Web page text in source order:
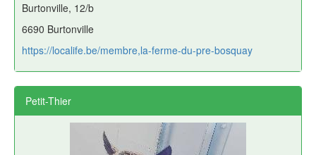
Burtonville, 12/b
6690 Burtonville
https://localife.be/membre,la-ferme-du-pre-bosquay
Petit-Thier